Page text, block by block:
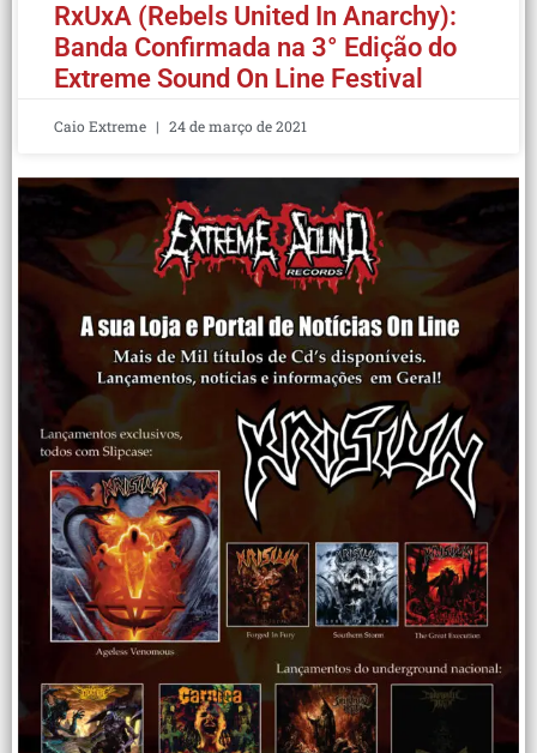
RxUxA (Rebels United In Anarchy):
Banda Confirmada na 3° Edição do
Extreme Sound On Line Festival
Caio Extreme 24 de março de 2021